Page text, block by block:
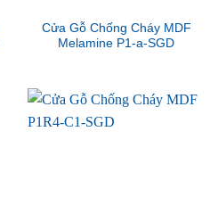
Cửa Gỗ Chống Cháy MDF
Melamine P1-a-SGD